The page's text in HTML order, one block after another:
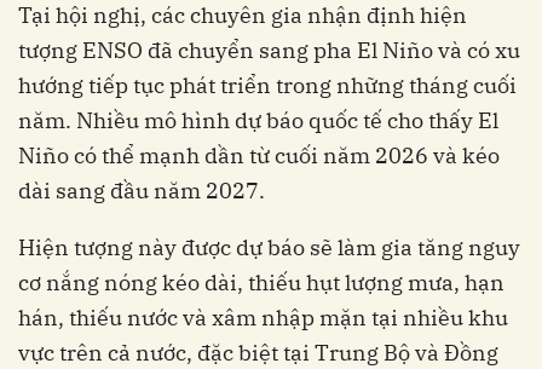
Tại hội nghị, các chuyên gia nhận định hiện
tượng ENSO đã chuyển sang pha El Niño và có xu
hướng tiếp tục phát triển trong những tháng cuối
năm. Nhiều mô hình dự báo quốc tế cho thấy El
Niño có thể mạnh dần từ cuối năm 2026 và kéo
dài sang đầu năm 2027.
Hiện tượng này được dự báo sẽ làm gia tăng nguy
cơ nắng nóng kéo dài, thiếu hụt lượng mưa, hạn
hán, thiếu nước và xâm nhập mặn tại nhiều khu
vực trên cả nước, đặc biệt tại Trung Bộ và Đồng